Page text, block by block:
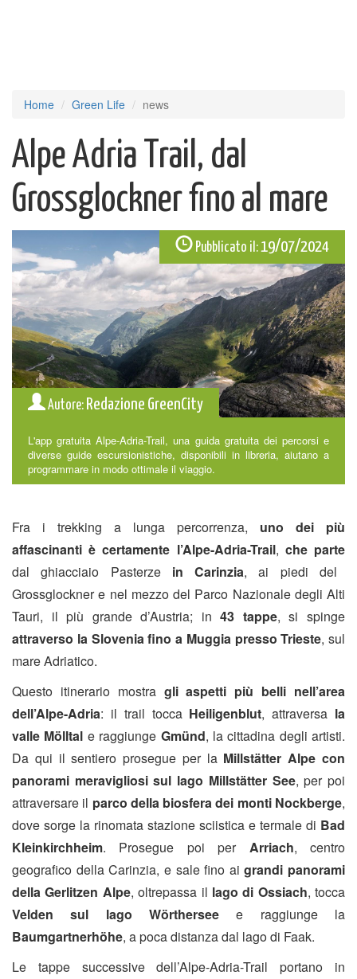
Home Green Life news
Alpe Adria Trail, dal
Grossglockner fino al mare
Pubblicato il:19/07/2024
Autore: Redazione GreenCity
L'app gratuita Alpe-Adria-Trail, una guida gratuita dei percorsi e
diverse guide escursionistiche, disponibili in libreria, aiutano a
programmare in modo ottimale il viaggio.
Fra i trekking a lunga percorrenza, uno dei più
affascinanti è certamente l’Alpe-Adria-Trail, che parte
dal ghiacciaio Pasterze in Carinzia, ai piedi del
Grossglockner e nel mezzo del Parco Nazionale degli Alti
Tauri, il più grande d’Austria; in43 tappe, si spinge
attraverso la Slovenia fino a Muggia presso Trieste, sul
mare Adriatico.
Questo itinerario mostra gli aspetti più belli nell’area
dell’Alpe-Adria: il trail tocca Heiligenblut, attraversa la
valle Mölltal e raggiunge Gmünd, la cittadina degli artisti.
Da qui il sentiero prosegue per la Millstätter Alpe con
panorami meravigliosi sul lago Millstätter See, per poi
attraversare il parco della biosfera dei monti Nockberge,
dove sorge la rinomata stazione sciistica e termale di Bad
Kleinkirchheim. Prosegue poi per Arriach, centro
geografico della Carinzia, e sale fino aigrandi panorami
della Gerlitzen Alpe, oltrepassa il lago di Ossiach, tocca
Velden sul lago Wörthersee e raggiunge la
Baumgartnerhöhe, a poca distanza dal lago di Faak.
Le tappe successive dell’Alpe-Adria-Trail portano in